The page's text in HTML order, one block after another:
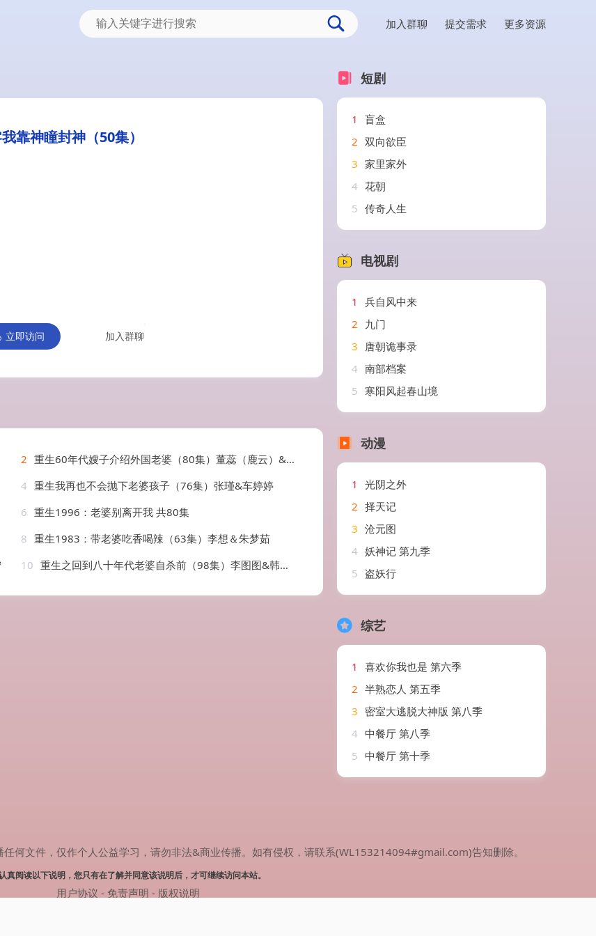
加入群聊 提交需求 更多资源
靠神瞳封神（50集）
立即访问 加入群聊
2 重生60年代嫂子介绍外国老婆（80集）董蕊（鹿云）&宣以豪&孜拉莱
4 重生我再也不会抛下老婆孩子（76集）张瑾&车婷婷
6 重生1996：老婆别离开我 共80集
8 重生1983：带老婆吃香喝辣（63集）李想＆朱梦茹
10 重生之回到八十年代老婆自杀前（98集）李图图&韩宇宏
短剧
1
盲盒
2 双向欲臣
3 家里家外
4 花朝
5 传奇人生
电视剧
1
兵自风中来
2 九门
3 唐朝诡事录
4 南部档案
5 寒阳风起春山境
动漫
1
光阴之外
2 择天记
3 沧元图
4 妖神记 第九季
5 盗妖行
综艺
1
喜欢你我也是 第六季
2 半熟恋人 第五季
3 密室大逃脱大神版 第八季
4 中餐厅 第八季
5 中餐厅 第十季
何文件，仅作个人公益学习，请勿非法&商业传播。如有侵权，请联系(WL153214094#gmail.com)告知删除。
真阅读以下说明，您只有在了解并同意该说明后，才可继续访问本站。
用户协议 - 免责声明 - 版权说明